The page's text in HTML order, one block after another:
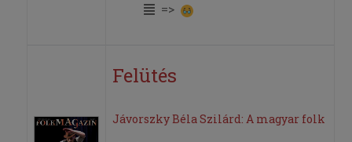
=>
Felütés
Jávorszky Béla Szilárd: A magyar folk